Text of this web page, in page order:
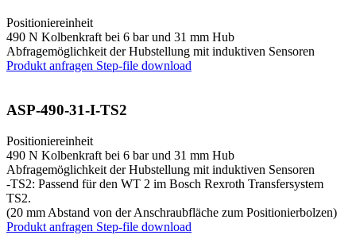
Positioniereinheit
490 N Kolbenkraft bei 6 bar und 31 mm Hub
Abfragemöglichkeit der Hubstellung mit induktiven Sensoren
Produkt anfragen Step-file download
ASP-490-31-I-TS2
Positioniereinheit
490 N Kolbenkraft bei 6 bar und 31 mm Hub
Abfragemöglichkeit der Hubstellung mit induktiven Sensoren
-TS2: Passend für den WT 2 im Bosch Rexroth Transfersystem
TS2.
(20 mm Abstand von der Anschraubfläche zum Positionierbolzen)
Produkt anfragen Step-file download